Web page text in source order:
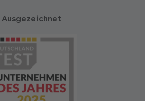
Ausgezeichnet